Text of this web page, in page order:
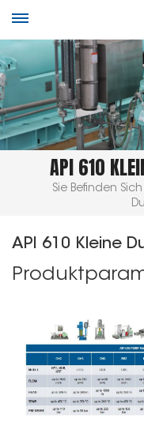
API 610
Sie Befinden Sich
API 610 Kleine